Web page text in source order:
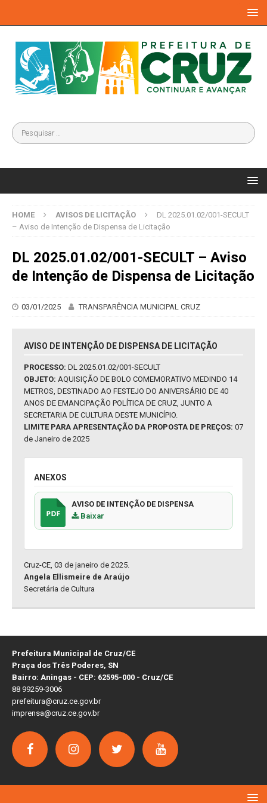
HOME AVISOS DE LICITAÇÃO
DL 2025.01.02/001-SECULT
– Aviso de Intenção de Dispensa de Licitação
DL 2025.01.02/001-SECULT – Aviso
de Intenção de Dispensa de Licitação
03/01/2025 TRANSPARÊNCIA MUNICIPAL CRUZ
AVISO DE INTENÇÃO DE DISPENSA DE LICITAÇÃO
PROCESSO: DL 2025.01.02/001-SECULT
OBJETO: AQUISIÇÃO DE BOLO COMEMORATIVO MEDINDO 14
METROS, DESTINADO AO FESTEJO DO ANIVERSÁRIO DE 40
ANOS DE EMANCIPAÇÃO POLÍTICA DE CRUZ, JUNTO A
SECRETARIA DE CULTURA DESTE MUNICÍPIO.
LIMITE PARA APRESENTAÇÃO DA PROPOSTA DE PREÇOS: 07
de Janeiro de 2025
ANEXOS
AVISO DE INTENÇÃO DE DISPENSA
Baixar
Cruz-CE, 03 de janeiro de 2025.
Angela Ellismeire de Araújo
Secretária de Cultura
Prefeitura Municipal de Cruz/CE
Praça dos Três Poderes, SN
Bairro: Aningas - CEP: 62595-000 - Cruz/CE
88 99259-3006
prefeitura@cruz.ce.gov.br
imprensa@cruz.ce.gov.br